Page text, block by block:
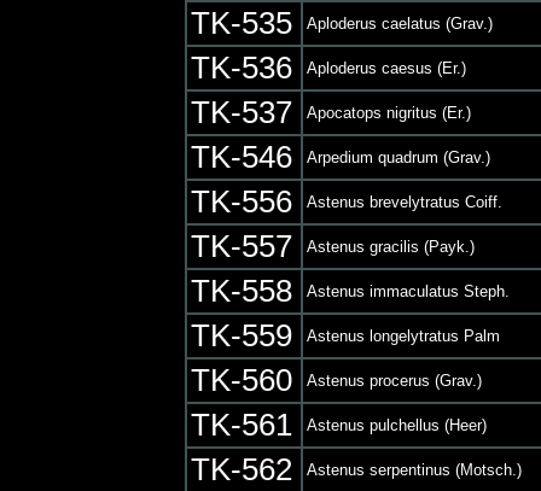
TK-535 Aploderus caelatus (Grav.)
TK-536 Aploderus caesus (Er.)
TK-537 Apocatops nigritus (Er.)
TK-546 Arpedium quadrum (Grav.)
TK-556 Astenus brevelytratus Coiff.
TK-557 Astenus gracilis (Payk.)
TK-558 Astenus immaculatus Steph.
TK-559 Astenus longelytratus Palm
TK-560 Astenus procerus (Grav.)
TK-561 Astenus pulchellus (Heer)
TK-562 Astenus serpentinus (Motsch.)